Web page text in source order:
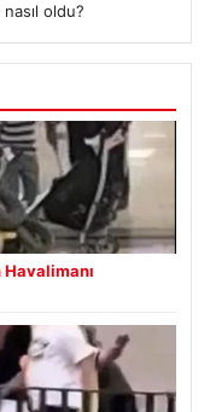
nasıl oldu?
Havalimanı